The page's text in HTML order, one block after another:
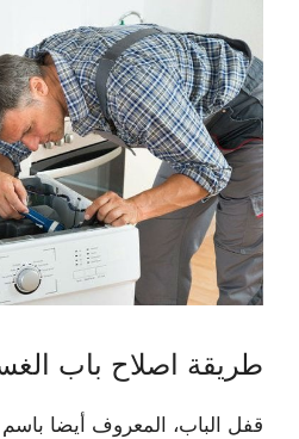
طريقة اصلاح باب
قفل الباب، المعروف أيضا باسم